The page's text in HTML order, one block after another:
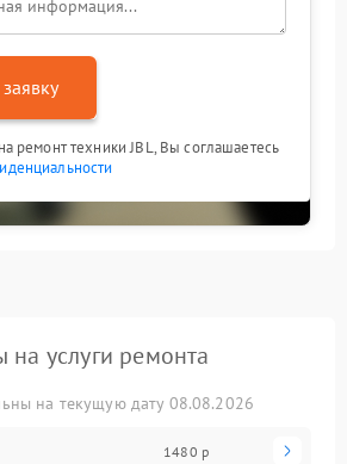
ремонт техники JBL, Вы соглашаетесь
на услуги ремонта
на текущую дату 08.08.2026
1480 р